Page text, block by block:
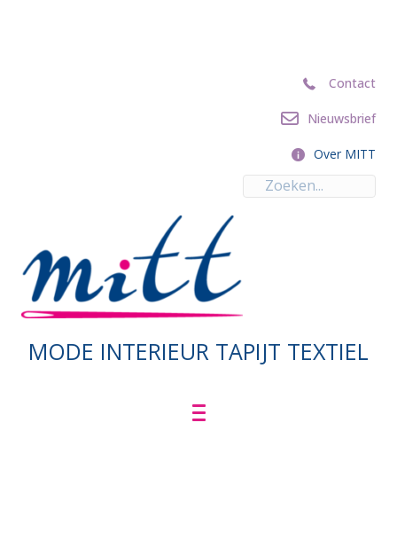
ContactContact
Nieuwsbrief
Nieuwsbrief
Over MITT
Over MITT
MODE INTERIEUR TAPIJT TEXTIEL